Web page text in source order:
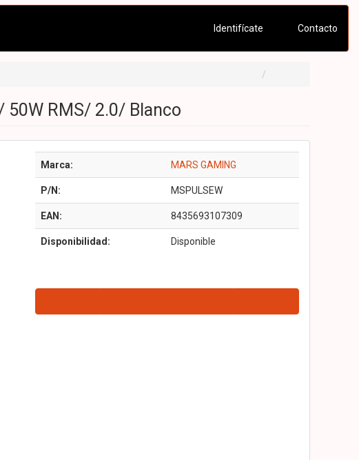
Identifícate Contacto
50W RMS/ 2.0/ Blanco
Marca: MARS GAMING
P/N: MSPULSEW
EAN: 8435693107309
Disponibilidad: Disponible